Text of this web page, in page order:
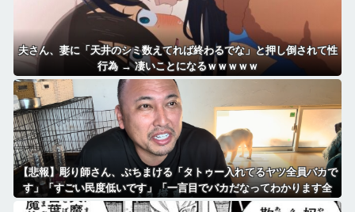
夫さん、妻に「天井のシミ数えてれば終わるでな」と押し倒されて性
行為 → 凄いことになるｗｗｗｗｗ
【悲報】彫り師さん、ぶちまける「タトゥー入れてるヤツ全員バカで
す」「すごい民度低いです」「一言目でバカだなってわかります全
員」